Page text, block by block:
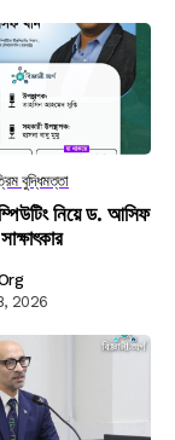
বুদ্ধিমত্তা
নিয়ে ড. আসিফ
2026